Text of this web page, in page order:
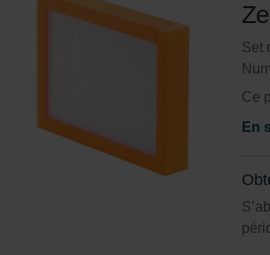
Set
Ce
En